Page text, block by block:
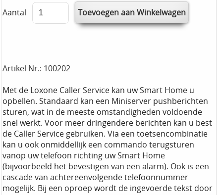
Aantal
Artikel Nr.: 100202
Met de Loxone Caller Service kan uw Smart Home u
opbellen. Standaard kan een Miniserver pushberichten
sturen, wat in de meeste omstandigheden voldoende
snel werkt. Voor meer dringendere berichten kan u best
de Caller Service gebruiken. Via een toetsencombinatie
kan u ook onmiddellijk een commando terugsturen
vanop uw telefoon richting uw Smart Home
(bijvoorbeeld het bevestigen van een alarm). Ook is een
cascade van achtereenvolgende telefoonnummer
mogelijk. Bij een oproep wordt de ingevoerde tekst door